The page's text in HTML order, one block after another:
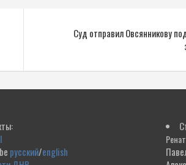
Суд отправил Овсянникову
русский/english
Ренат